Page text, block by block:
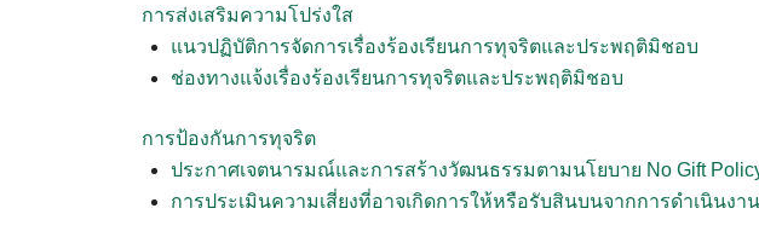
การส่งเสริมความโปร่งใส
แนวปฏิบัติการจัดการเรื่องร้องเรียนการทุจริตและประพฤติมิชอบ
ช่องทางแจ้งเรื่องร้องเรียนการทุจริตและประพฤติมิชอบ
การป้องกันการทุจริต
ประกาศเจตนารมณ์และการสร้างวัฒนธรรมตามนโยบาย No Gift
การประเมินความเสี่ยงที่อาจเกิดการให้หรือรับสินบนจากการดำเนิน